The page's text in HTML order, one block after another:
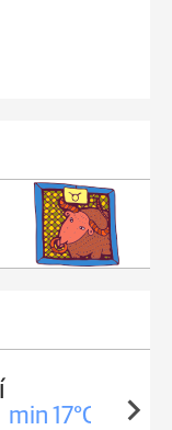
min 17°C